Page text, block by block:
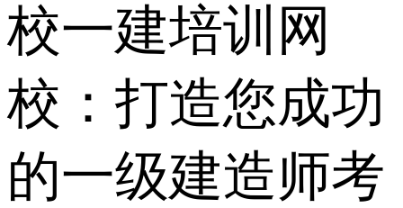
校一建培训网
校：打造您成功
的一级建造师考